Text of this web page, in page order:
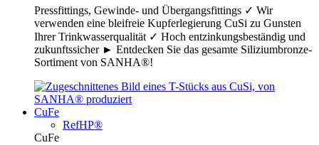
Pressfittings, Gewinde- und Übergangsfittings ✓ Wir
verwenden eine bleifreie Kupferlegierung CuSi zu Gunsten
Ihrer Trinkwasserqualität ✓ Hoch entzinkungsbeständig und
zukunftssicher ► Entdecken Sie das gesamte Siliziumbronze-
Sortiment von SANHA®!
CuFe
RefHP®
CuFe